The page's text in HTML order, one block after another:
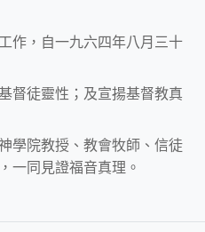
作，自一九六四年八月三十
督徒靈性；及宣揚基督教真
學院教授、教會牧師、信徒
一同見證福音真理。